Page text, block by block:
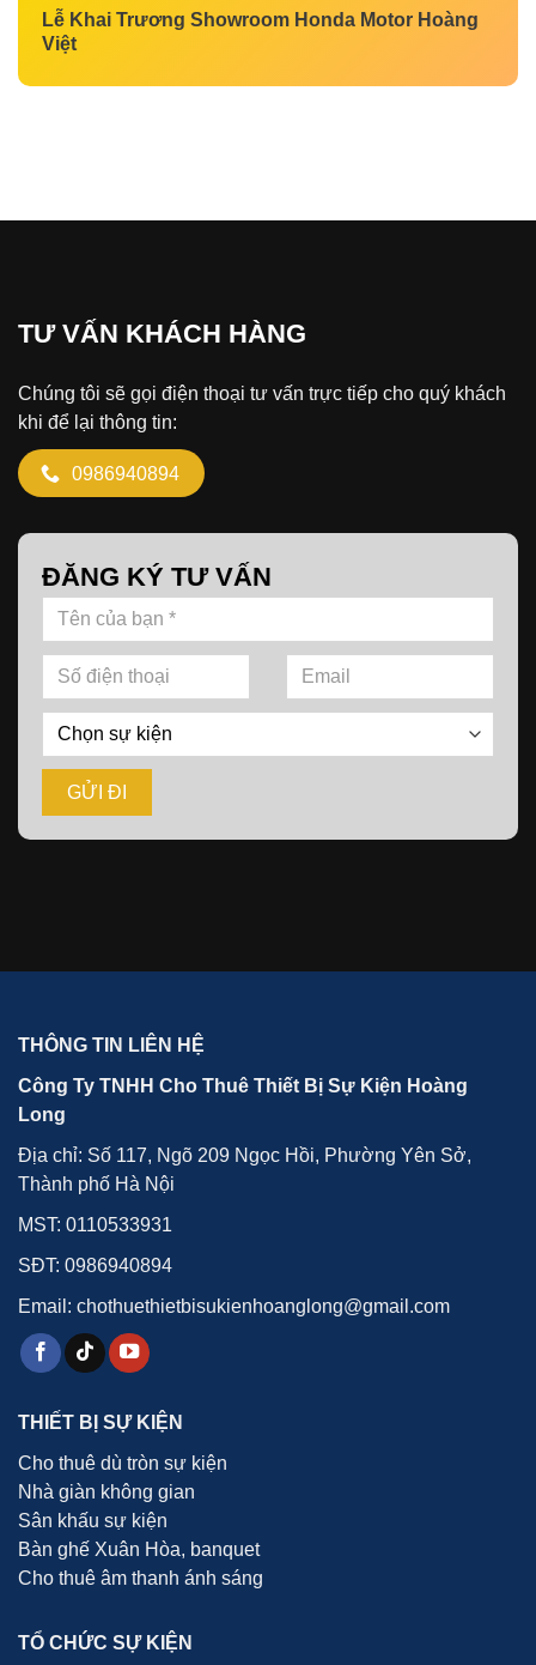
Lễ Khai Trương Showroom Honda Motor Hoàng
Việt
TƯ VẤN KHÁCH HÀNG
Chúng tôi sẽ gọi điện thoại tư vấn trực tiếp cho quý khách
khi để lại thông tin:
0986940894
ĐĂNG KÝ TƯ VẤN
THÔNG TIN LIÊN HỆ
Công Ty TNHH Cho Thuê Thiết Bị Sự Kiện Hoàng
Long
Địa chỉ: Số 117, Ngõ 209 Ngọc Hồi, Phường Yên Sở,
Thành phố Hà Nội
MST: 0110533931
SĐT: 0986940894
Email: chothuethietbisukienhoanglong@gmail.com
THIẾT BỊ SỰ KIỆN
Cho thuê dù tròn sự kiện
Nhà giàn không gian
Sân khấu sự kiện
Bàn ghế Xuân Hòa, banquet
Cho thuê âm thanh ánh sáng
TỔ CHỨC SỰ KIỆN